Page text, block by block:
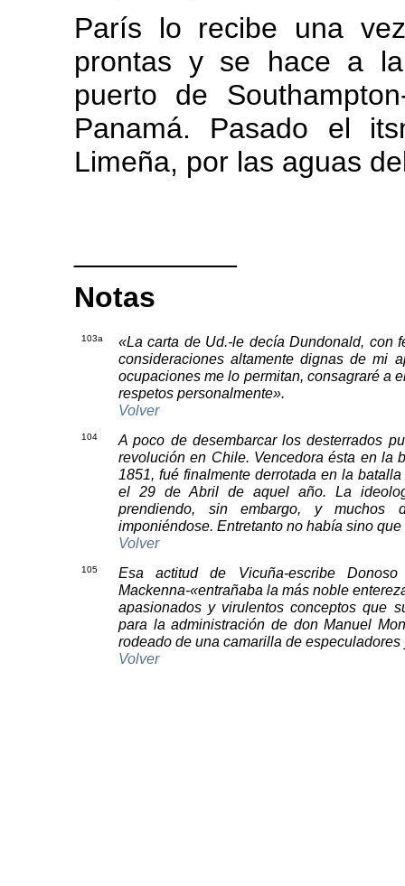
París lo recibe una
prontas y se hace a
puerto de
Panamá. Pasado el
Limeña, por las aguas
Notas
103a
«La carta de Ud.-le decía Dundonald, con
consideraciones altamente dignas de mi
ocupaciones me lo permitan, consagraré a
respetos personalmente».
Volver
104
A poco de desembarcar los desterrados
revolución en Chile. Vencedora ésta en la
1851, fué finalmente derrotada en la
el 29 de Abril de aquel año. La
prendiendo, sin embargo, y muchos
imponiéndose. Entretanto no había sino que
Volver
105
Esa actitud de Vicuña-escribe
Mackenna-«entrañaba la más noble
apasionados y virulentos conceptos que
para la administración de don Manuel
rodeado de una camarilla de especuladores
Volver